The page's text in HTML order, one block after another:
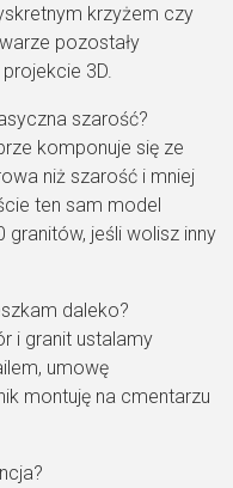
krzyżem czy
pozostały
3D.
szarość?
komponuje się ze
niż szarość i mniej
ten sam model
jeśli wolisz inny
daleko?
i granit ustalamy
umowę
montuję na cmentarzu